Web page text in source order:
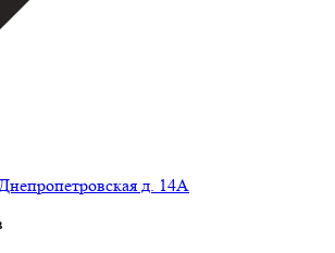
д. 14А